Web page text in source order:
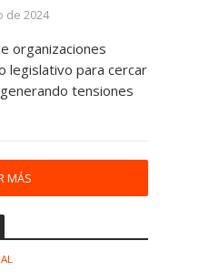
de 2024
organizaciones
legislativo para cercar
tensiones
MÁS